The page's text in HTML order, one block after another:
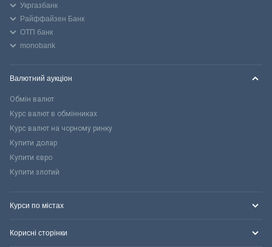
Укргазбанк
Райффайзен Банк
ОТП банк
monobank
Валютний аукціон
Обмін валют
Курс валют в обмінниках
Курс валют на чорному ринку
Купити долар
Купити євро
Купити злотий
Курси по містах
Корисні сторінки